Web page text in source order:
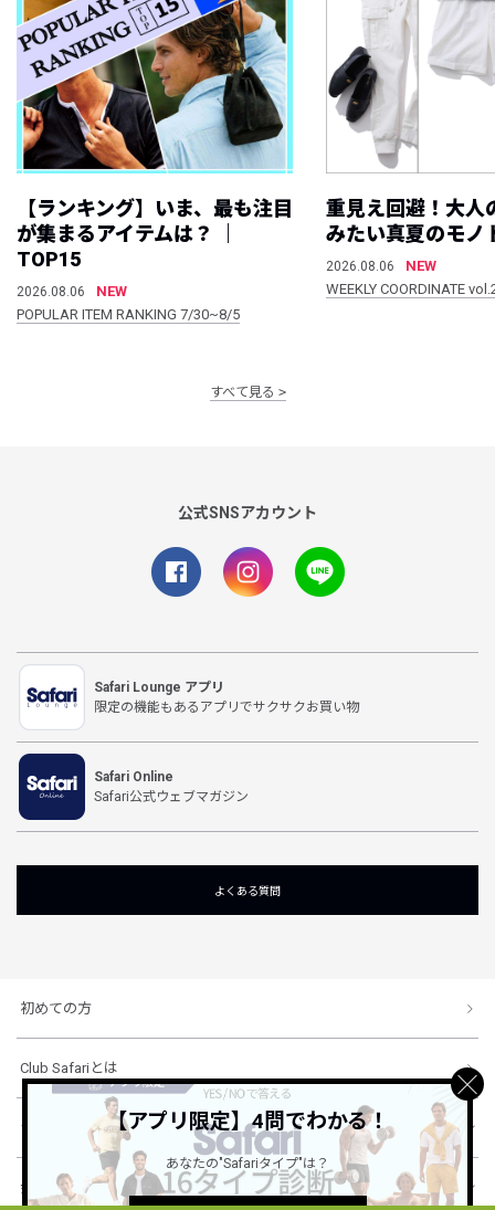
【ランキング】いま、最も注目
が集まるアイテムは？ ｜
TOP15
2026.08.06
NEW
POPULAR ITEM RANKING 7/30~8/5
重見え回避！大人
みたい真夏のモノ
2026.08.06
NEW
WEEKLY COORDINATE
すべて見る
公式SNSアカウント
Safari Lounge アプリ
限定の機能もあるアプリでサクサクお買い物
Safari Online
Safari公式ウェブマガジン
よくある質問
初めての方
Club Safariとは
ショッピングガイド
会社概要・規約
【アプリ限定】4問でわかる！
あなたの"Safariタイプ"は？